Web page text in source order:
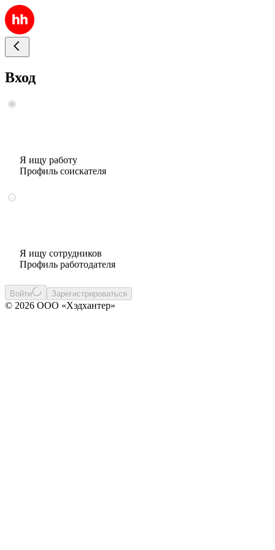
Вход
Я ищу работу
Профиль соискателя
Я ищу сотрудников
Профиль работодателя
Войти Зарегистрироваться
© 2026 ООО «Хэдхантер»